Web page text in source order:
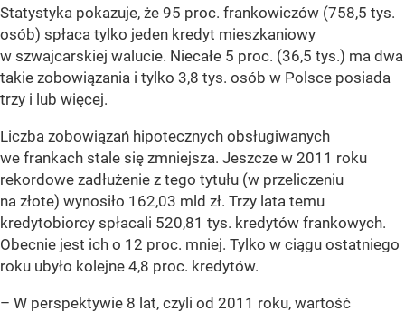
Statystyka pokazuje, że 95 proc. frankowiczów (758,5 tys.
osób) spłaca tylko jeden kredyt mieszkaniowy
w szwajcarskiej walucie. Niecałe 5 proc. (36,5 tys.) ma dwa
takie zobowiązania i tylko 3,8 tys. osób w Polsce posiada
trzy i lub więcej.
Liczba zobowiązań hipotecznych obsługiwanych
we frankach stale się zmniejsza. Jeszcze w 2011 roku
rekordowe zadłużenie z tego tytułu (w przeliczeniu
na złote) wynosiło 162,03 mld zł. Trzy lata temu
kredytobiorcy spłacali 520,81 tys. kredytów frankowych.
Obecnie jest ich o 12 proc. mniej. Tylko w ciągu ostatniego
roku ubyło kolejne 4,8 proc. kredytów.
– W perspektywie 8 lat, czyli od 2011 roku, wartość